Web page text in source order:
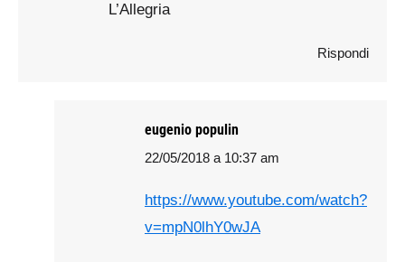
L’Allegria
Rispondi
eugenio populin
says:
22/05/2018 a 10:37 am
https://www.youtube.com/watch?
v=mpN0lhY0wJA